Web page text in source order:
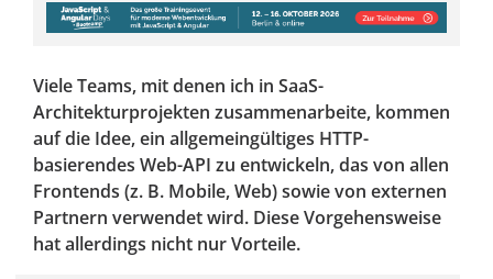
Viele Teams, mit denen ich in SaaS-
Architekturprojekten zusammenarbeite, kommen
auf die Idee, ein allgemeingültiges HTTP-
basierendes Web-API zu entwickeln, das von allen
Frontends (z. B. Mobile, Web) sowie von externen
Partnern verwendet wird. Diese Vorgehensweise
hat allerdings nicht nur Vorteile.